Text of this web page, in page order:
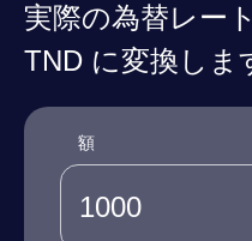
実際の為替レー
TND に変換しま
額